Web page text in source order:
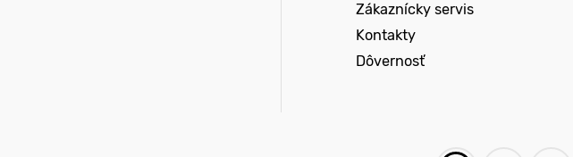
Zákaznícky servis
Kontakty
Dôvernosť